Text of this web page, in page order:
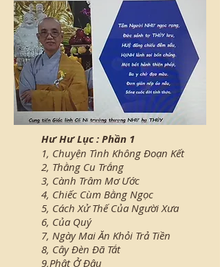
Hư Hư Lục : Phần 1
1, Chuyện Tình Không Đoạn Kết
2, Thằng Cu Trắng
3, Cành Trâm Mơ Ước
4, Chiếc Cùm Bằng Ngọc
5, Cách Xử Thế Của Người Xưa
6, Của Quý
7, Ngày Mai Ăn Khỏi Trả Tiền
8, Cây Đèn Đã Tắt
9,Phật Ở Đâu